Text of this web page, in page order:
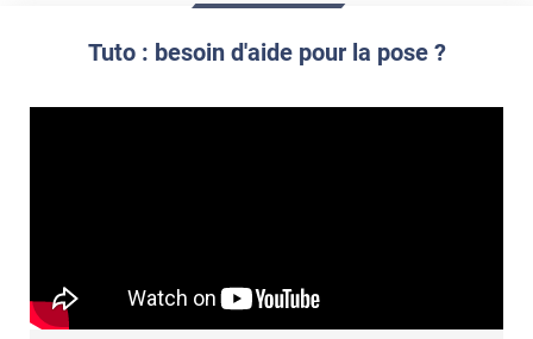
La référence produit concernée
Le type de vitrage
Les dimensions du vitrage
Tuto : besoin d'aide pour la pose ?